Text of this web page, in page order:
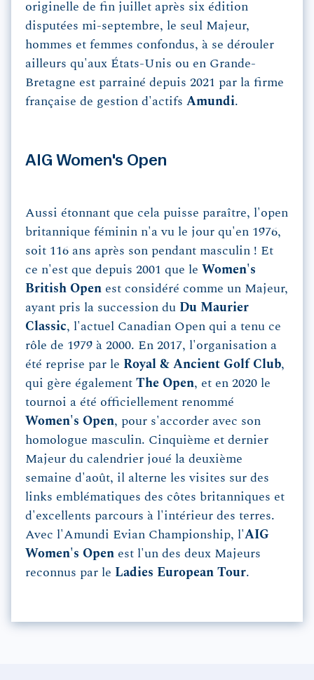
originelle de fin juillet après six édition
disputées mi-septembre, le seul Majeur,
hommes et femmes confondus, à se dérouler
ailleurs qu'aux États-Unis ou en Grande-
Bretagne est parrainé depuis 2021 par la firme
française de gestion d'actifs Amundi.
AIG Women's Open
Aussi étonnant que cela puisse paraître, l'open
britannique féminin n'a vu le jour qu'en 1976,
soit 116 ans après son pendant masculin ! Et
ce n'est que depuis 2001 que le Women's
British Open est considéré comme un Majeur,
ayant pris la succession du Du Maurier
Classic, l'actuel Canadian Open qui a tenu ce
rôle de 1979 à 2000. En 2017, l'organisation a
été reprise par le Royal & Ancient Golf Club,
qui gère également The Open, et en 2020 le
tournoi a été officiellement renommé
Women's Open, pour s'accorder avec son
homologue masculin. Cinquième et dernier
Majeur du calendrier joué la deuxième
semaine d'août, il alterne les visites sur des
links emblématiques des côtes britanniques et
d'excellents parcours à l'intérieur des terres.
Avec l'Amundi Evian Championship, l'AIG
Women's Open est l'un des deux Majeurs
reconnus par le Ladies European Tour.